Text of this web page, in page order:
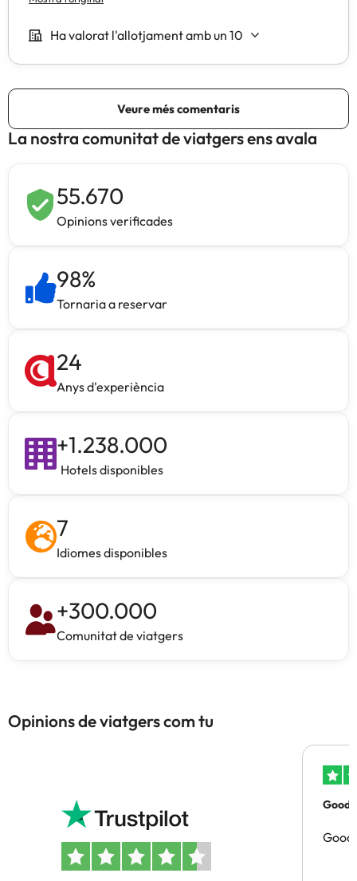
La nostra comunitat de viatgers ens avala
55.670
Opinions verificades
98%
Tornaria a reservar
24
Anys d'experiència
+1.238.000
Hotels disponibles
7
Idiomes disponibles
+300.000
Comunitat de viatgers
Opinions de viatgers com tu
Good
Good